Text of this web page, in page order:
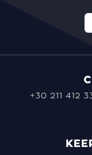
+30 211 412